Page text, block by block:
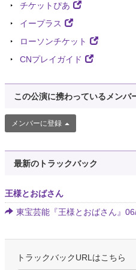
チケットぴあ
イープラス
ローソンチケット
CNプレイガイド
この公演に携わっているメンバ
メンバーに登録
最新のトラックバック
王様とおばさん
東宝芸能『王様とおばさん』
トラックバックURLはこちら